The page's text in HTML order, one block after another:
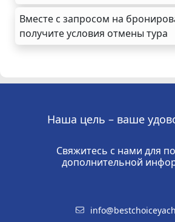
Вместе с запросом на
получите условия отмены тура
Наша цель – ваше
Свяжитесь с нами для
дополнительной